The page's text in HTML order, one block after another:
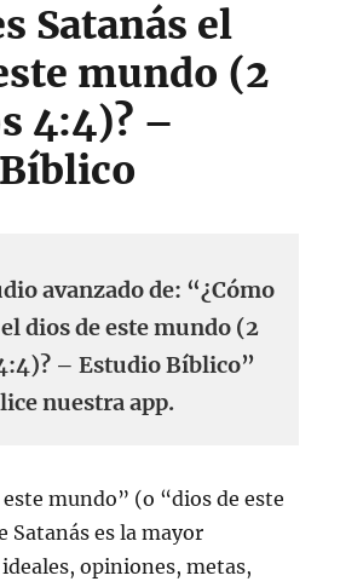
Satanás el
mundo (2
4:4)? –
avanzado de: “¿Cómo
dios de este mundo (2
– Estudio Bíblico”
nuestra app.
mundo” (o “dios de este
Satanás es la mayor
opiniones, metas,